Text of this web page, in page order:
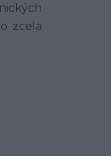
zcela